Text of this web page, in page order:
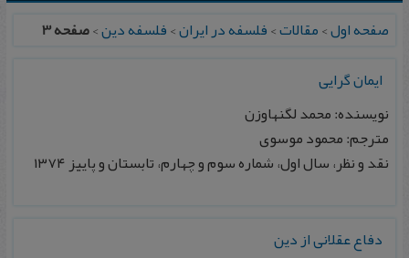
صفحه اول>مقالات>فلسفه در ایران>فلسفه دین>صفحه 3
ایمان گرایی
نویسنده: محمد لگنهاوزن
مترجم: محمود موسوی
نقد و نظر، سال اول، شماره سوم و چهارم، تابستان و پاییز ۱۳۷۴
دفاع عقلانی از دین